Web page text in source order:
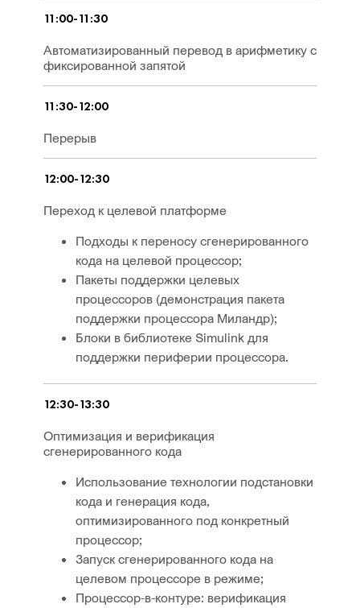
11:00-11:30
Автоматизированный перевод в арифметику с
фиксированной запятой
11:30-12:00
Перерыв
12:00-12:30
Переход к целевой платформе
Подходы к переносу сгенерированного
кода на целевой процессор;
Пакеты поддержки целевых
процессоров (демонстрация пакета
поддержки процессора Миландр);
Блоки в библиотеке Simulink для
поддержки периферии процессора.
12:30-13:30
Оптимизация и верификация
сгенерированного кода
Использование технологии подстановки
кода и генерация кода,
оптимизированного под конкретный
процессор;
Запуск сгенерированного кода на
целевом процессоре в режиме;
Процессор-в-контуре: верификация